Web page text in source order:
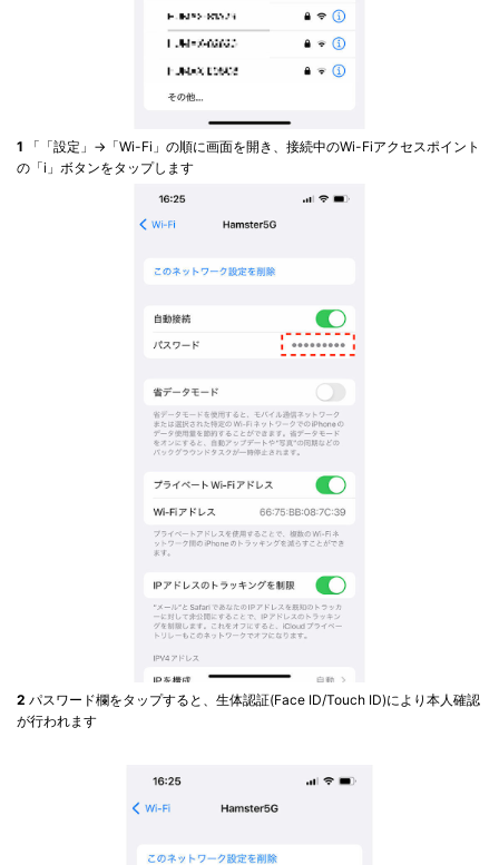
1 「「設定」→「Wi-Fi」の順に画面を開き、接続中のWi-Fiアクセスポイント
の「i」ボタンをタップします
2 パスワード欄をタップすると、生体認証(Face ID/Touch ID)により本人確認
が行われます